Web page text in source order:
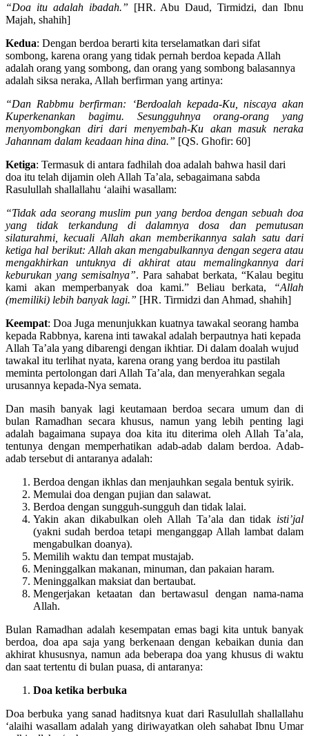
“Doa itu adalah ibadah.” [HR. Abu Daud, Tirmidzi, dan Ibnu
Majah, shahih]
Kedua: Dengan berdoa berarti kita terselamatkan dari sifat
sombong, karena orang yang tidak pernah berdoa kepada Allah
adalah orang yang sombong, dan orang yang sombong balasannya
adalah siksa neraka, Allah berfirman yang artinya:
“Dan Rabbmu berfirman: ‘Berdoalah kepada-Ku, niscaya akan
Kuperkenankan bagimu. Sesungguhnya orang-orang yang
menyombongkan diri dari menyembah-Ku akan masuk neraka
Jahannam dalam keadaan hina dina.” [QS. Ghofir: 60]
Ketiga: Termasuk di antara fadhilah doa adalah bahwa hasil dari
doa itu telah dijamin oleh Allah Ta’ala, sebagaimana sabda
Rasulullah shallallahu ‘alaihi wasallam:
“Tidak ada seorang muslim pun yang berdoa dengan sebuah doa
yang tidak terkandung di dalamnya dosa dan pemutusan
silaturahmi, kecuali Allah akan memberikannya salah satu dari
ketiga hal berikut: Allah akan mengabulkannya dengan segera atau
mengakhirkan untuknya di akhirat atau memalingkannya dari
keburukan yang semisalnya”. Para sahabat berkata, “Kalau begitu
kami akan memperbanyak doa kami.” Beliau berkata,
“Allah
(memiliki) lebih banyak lagi.” [HR. Tirmidzi dan Ahmad, shahih]
Keempat: Doa Juga menunjukkan kuatnya tawakal seorang hamba
kepada Rabbnya, karena inti tawakal adalah berpautnya hati kepada
Allah Ta’ala yang dibarengi dengan ikhtiar. Di dalam doalah wujud
tawakal itu terlihat nyata, karena orang yang berdoa itu pastilah
meminta pertolongan dari Allah Ta’ala, dan menyerahkan segala
urusannya kepada-Nya semata.
Dan masih banyak lagi keutamaan berdoa secara umum dan di
bulan Ramadhan secara khusus, namun yang lebih penting lagi
adalah bagaimana supaya doa kita itu diterima oleh Allah Ta’ala,
tentunya dengan memperhatikan adab-adab dalam berdoa. Adab-
adab tersebut di antaranya adalah:
Berdoa dengan ikhlas dan menjauhkan segala bentuk syirik.
Memulai doa dengan pujian dan salawat.
Berdoa dengan sungguh-sungguh dan tidak lalai.
Yakin akan dikabulkan oleh Allah Ta’ala dan tidak isti’jal
(yakni sudah berdoa tetapi menganggap Allah lambat dalam
mengabulkan doanya).
Memilih waktu dan tempat mustajab.
Meninggalkan makanan, minuman, dan pakaian haram.
Meninggalkan maksiat dan bertaubat.
Mengerjakan ketaatan dan bertawasul dengan nama-nama
Allah.
Bulan Ramadhan adalah kesempatan emas bagi kita untuk banyak
berdoa, doa apa saja yang berkenaan dengan kebaikan dunia dan
akhirat khususnya, namun ada beberapa doa yang khusus di waktu
dan saat tertentu di bulan puasa, di antaranya:
Doa ketika berbuka
Doa berbuka yang sanad haditsnya kuat dari Rasulullah shallallahu
‘alaihi wasallam adalah yang diriwayatkan oleh sahabat Ibnu Umar